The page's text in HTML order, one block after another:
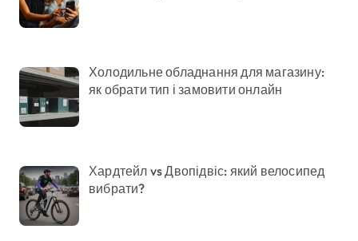
Холодильне обладнання для магазину:
як обрати тип і замовити онлайн
Хардтейл vs Двопідвіс: який велосипед
вибрати?